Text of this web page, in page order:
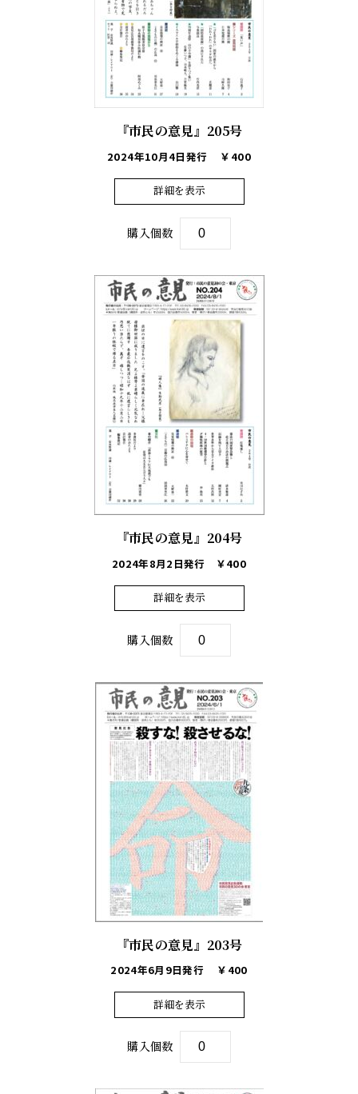
『市民の意見』205号
2024年10月4日発行 ￥400
詳細を表示
購入個数
『市民の意見』204号
2024年8月2日発行 ￥400
詳細を表示
購入個数
『市民の意見』203号
2024年6月9日発行 ￥400
詳細を表示
購入個数